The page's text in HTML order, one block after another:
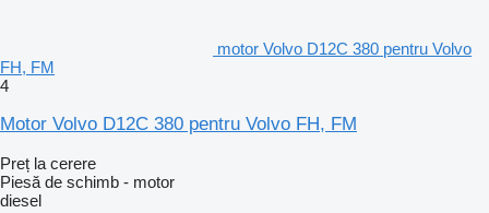
motor Volvo D12C 380 pentru Volvo
FH, FM
4
Motor Volvo D12C 380 pentru Volvo FH, FM
Preț la cerere
Piesă de schimb - motor
diesel